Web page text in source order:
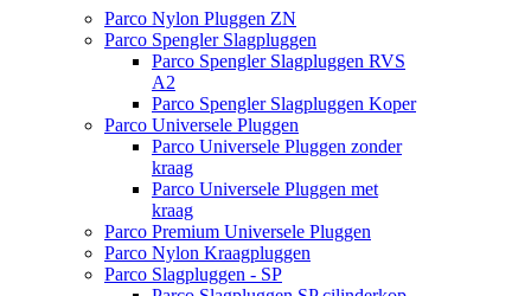
Parco Nylon Pluggen ZN
Parco Spengler Slagpluggen
Parco Spengler Slagpluggen RVS
A2
Parco Spengler Slagpluggen Koper
Parco Universele Pluggen
Parco Universele Pluggen zonder
kraag
Parco Universele Pluggen met
kraag
Parco Premium Universele Pluggen
Parco Nylon Kraagpluggen
Parco Slagpluggen - SP